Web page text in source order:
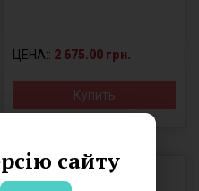
сайту
ЦЕНА:: 2 675.00 грн.
Купить